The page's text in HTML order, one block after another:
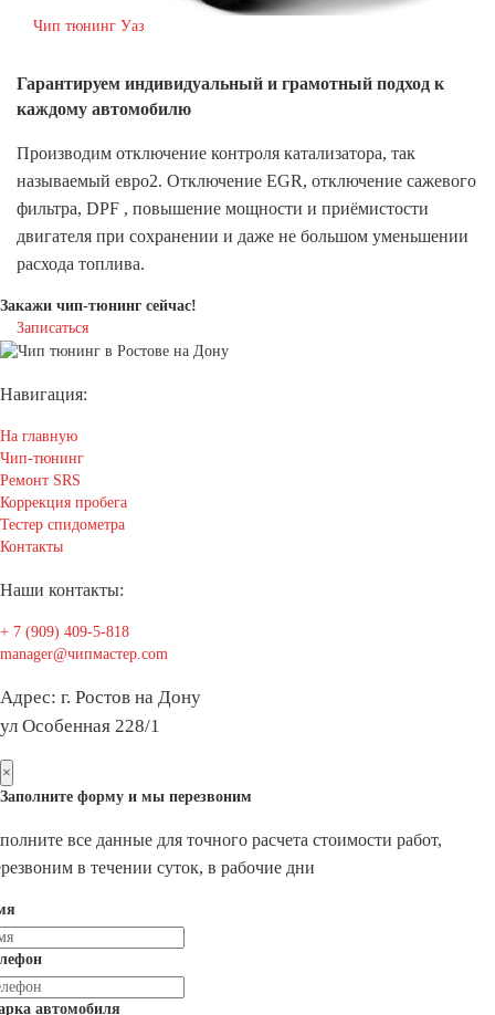
Чип тюнинг Уаз
Гарантируем индивидуальный и грамотный подход к
каждому автомобилю
Производим отключение контроля катализатора, так
называемый евро2. Отключение EGR, отключение сажевого
фильтра, DPF , повышение мощности и приёмистости
двигателя при сохранении и даже не большом уменьшении
расхода топлива.
Закажи чип-тюнинг сейчас!
Записаться
Навигация:
На главную
Чип-тюнинг
Ремонт SRS
Коррекция пробега
Тестер спидометра
Контакты
Наши контакты:
+ 7 (909) 409-5-818
manager@чипмастер.com
Адрес: г. Ростов на Дону
ул Особенная 228/1
×
Заполните форму и мы перезвоним
все данные для точного расчета стоимости работ,
в течении суток, в рабочие дни
автомобиля